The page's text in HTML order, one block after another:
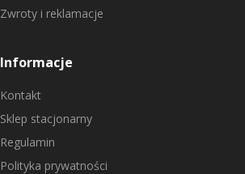
Zwroty i reklamacje
Informacje
Kontakt
Sklep stacjonarny
Regulamin
Polityka prywatności